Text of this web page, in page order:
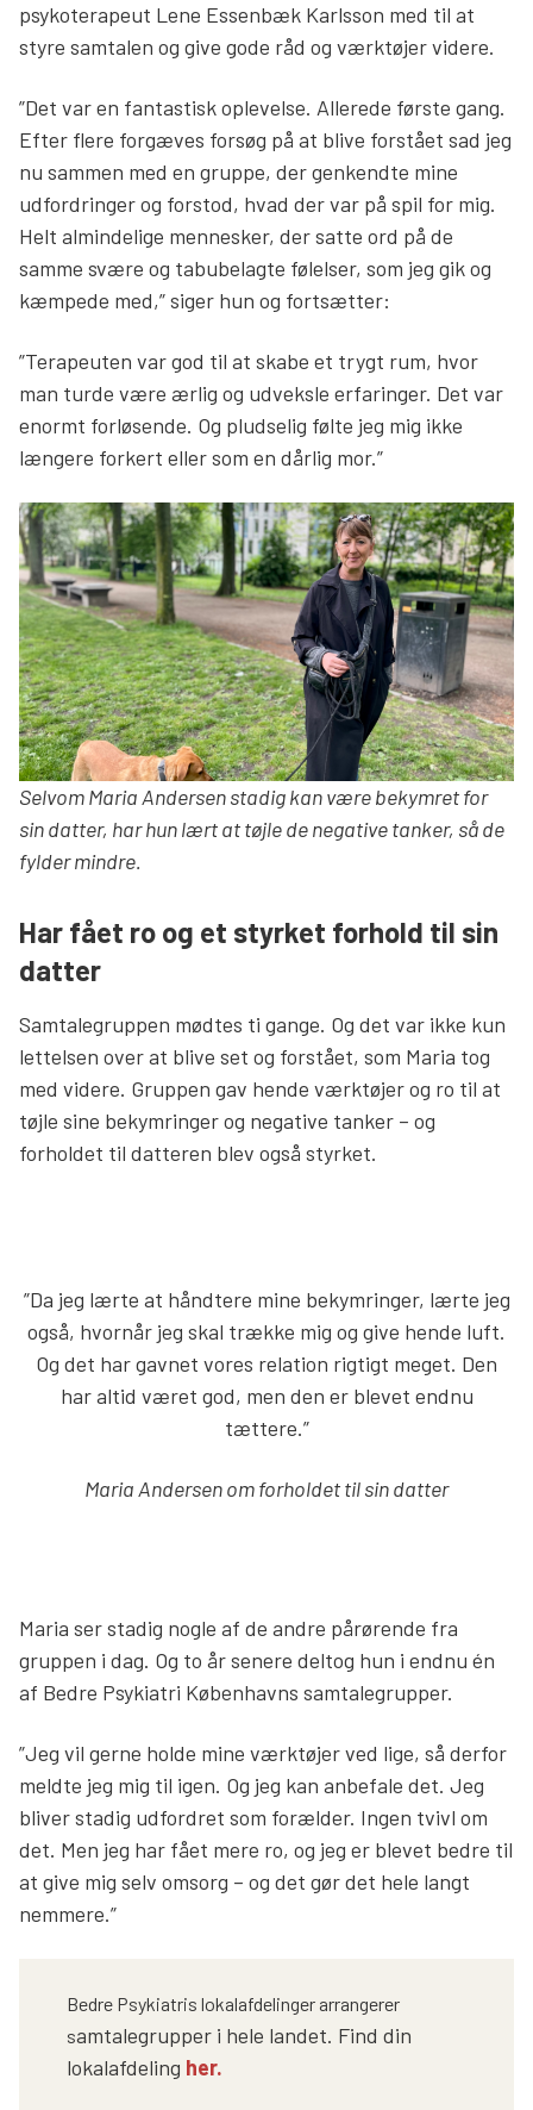
psykoterapeut Lene Essenbæk Karlsson med til at
styre samtalen og give gode råd og værktøjer videre.
”Det var en fantastisk oplevelse. Allerede første gang.
Efter flere forgæves forsøg på at blive forstået sad jeg
nu sammen med en gruppe, der genkendte mine
udfordringer og forstod, hvad der var på spil for mig.
Helt almindelige mennesker, der satte ord på de
samme svære og tabubelagte følelser, som jeg gik og
kæmpede med,” siger hun og fortsætter:
”Terapeuten var god til at skabe et trygt rum, hvor
man turde være ærlig og udveksle erfaringer. Det var
enormt forløsende. Og pludselig følte jeg mig ikke
længere forkert eller som en dårlig mor.”
Selvom Maria Andersen stadig kan være bekymret for
sin datter, har hun lært at tøjle de negative tanker, så de
fylder mindre.
Har fået ro og et styrket forhold til sin
datter
Samtalegruppen mødtes ti gange. Og det var ikke kun
lettelsen over at blive set og forstået, som Maria tog
med videre. Gruppen gav hende værktøjer og ro til at
tøjle sine bekymringer og negative tanker – og
forholdet til datteren blev også styrket.
”Da jeg lærte at håndtere mine bekymringer, lærte jeg
også, hvornår jeg skal trække mig og give hende luft.
Og det har gavnet vores relation rigtigt meget. Den
har altid været god, men den er blevet endnu
tættere.”
Maria Andersen om forholdet til sin datter
Maria ser stadig nogle af de andre pårørende fra
gruppen i dag. Og to år senere deltog hun i endnu én
af Bedre Psykiatri Københavns samtalegrupper.
”Jeg vil gerne holde mine værktøjer ved lige, så derfor
meldte jeg mig til igen. Og jeg kan anbefale det. Jeg
bliver stadig udfordret som forælder. Ingen tvivl om
det. Men jeg har fået mere ro, og jeg er blevet bedre til
at give mig selv omsorg – og det gør det hele langt
nemmere.”
Bedre Psykiatris lokalafdelinger arrangerer
samtalegrupper i hele landet. Find din
lokalafdeling her.